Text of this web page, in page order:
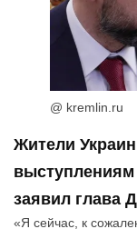
@ kremlin.ru
Жители
заявил глава
«Я сейчас, к